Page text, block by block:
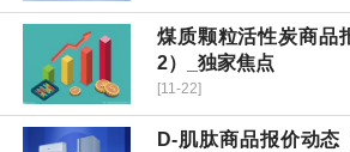
煤质颗粒活性炭商品
2）_独家焦点
[11-22]
D-肌肽商品报价动态